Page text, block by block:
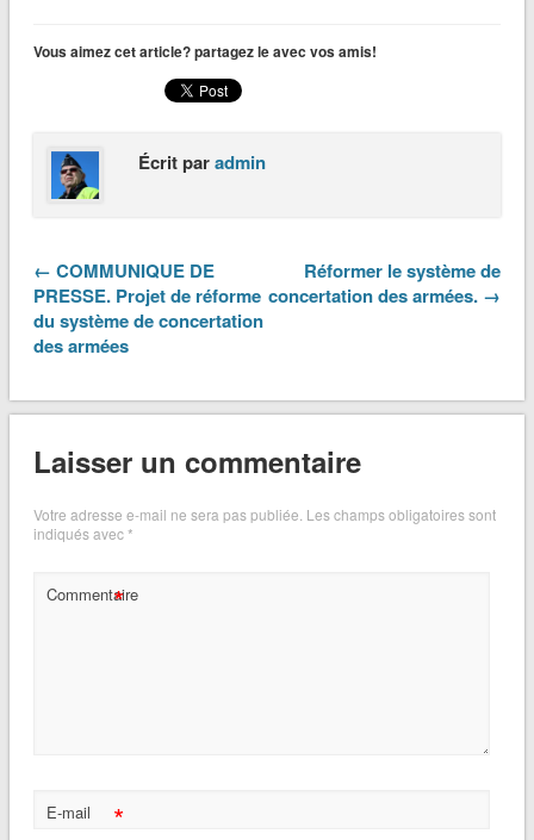
Vous aimez cet article? partagez le avec vos amis!
Écrit paradmin
← COMMUNIQUE DE
PRESSE. Projet de réforme
du système de concertation
des armées
Réformer le système de
concertation des armées. →
Laisser un commentaire
Votre adresse e-mail ne sera pas publiée. Les champs obligatoires sont
indiqués avec*
Commentaire
*
E-mail *